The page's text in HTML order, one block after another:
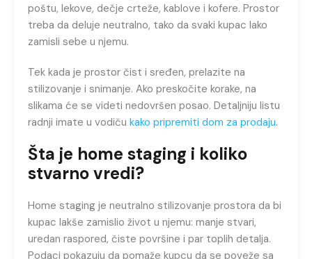
poštu, lekove, dečje crteže, kablove i kofere. Prostor
treba da deluje neutralno, tako da svaki kupac lako
zamisli sebe u njemu.
Tek kada je prostor čist i sređen, prelazite na
stilizovanje i snimanje. Ako preskočite korake, na
slikama će se videti nedovršen posao. Detaljniju listu
radnji imate u vodiču kako pripremiti dom za prodaju.
Šta je home staging i koliko
stvarno vredi?
Home staging je neutralno stilizovanje prostora da bi
kupac lakše zamislio život u njemu: manje stvari,
uredan raspored, čiste površine i par toplih detalja.
Podaci pokazuju da pomaže kupcu da se poveže sa